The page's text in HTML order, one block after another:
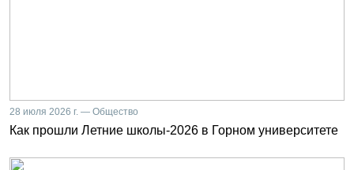
28 июля 2026 г. — Общество
Как прошли Летние школы-2026 в Горном университете